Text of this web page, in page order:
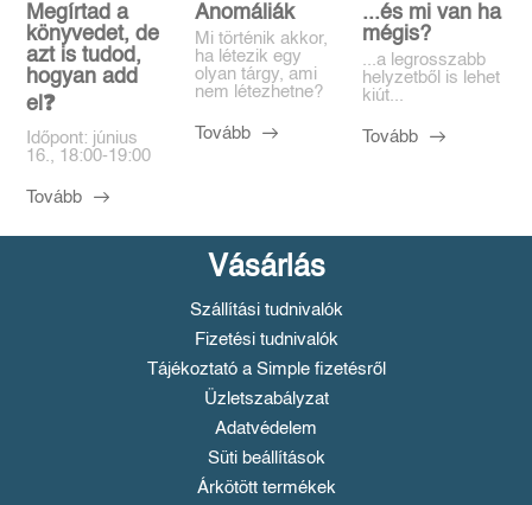
Megírtad a
könyvedet, de
azt is tudod,
hogyan add
el❓️
Időpont: június
16., 18:00-19:00
Tovább
Anomáliák
Mi történik akkor,
ha létezik egy
olyan tárgy, ami
nem létezhetne?
Tovább
...és mi van ha
mégis?
...a legrosszabb
helyzetből is lehet
kiút...
Tovább
Vásárlás
Szállítási tudnivalók
Fizetési tudnivalók
Tájékoztató a Simple fizetésről
Üzletszabályzat
Adatvédelem
Süti beállítások
Árkötött termékek